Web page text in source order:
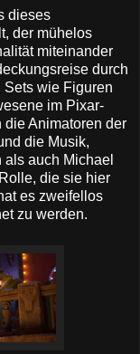
dieses
der mühelos
miteinander
durch
wie Figuren
im Pixar-
Animatoren der
die Musik,
auch Michael
die sie hier
es zweifellos
zu werden.